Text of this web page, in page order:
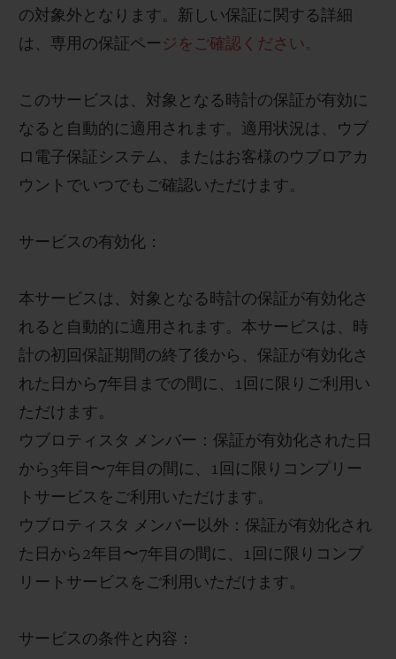
の対象外となります。 新しい保証に関する詳細
は、専用の保証ペー ジをご確認ください。
このサービスは、対象となる時計の保証が有効に
なると自動的に適用されます。適用状況は、ウブ
ロ電子保証システム、またはお客様のウブロアカ
ウントでいつでもご確認いただけます。
サービスの有効化：
本サービスは、対象となる時計の保証が有効化さ
れると自動的に適用されます。本サービスは、 時
計の初回保証期間の終了後から 、 保証が有効化さ
れた日から 7年目までの間に 、 1 回に限りご利用い
ただけます。
ウブロティスタ メンバー ：保証が有効化された日
から 3年目〜7年目の間に、 1 回に限りコンプリー
トサービスをご利用いただけます。
ウブロティスタ メンバー以外 ：保証が有効化され
た日から 2年目〜7年目の間に、 1 回に限りコンプ
リートサービスをご利用いただけます。
サービスの条件と内容：